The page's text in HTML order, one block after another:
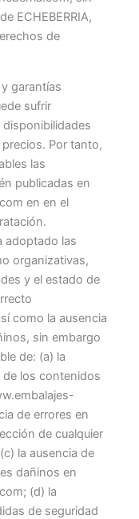
ECHEBERRIA,
de
garantías
sufrir
Por tanto,
las
publicadas en
en en el
adoptado las
organizativas,
y el estado de
como la ausencia
sin embargo
de: (a) la
los contenidos
de errores en
de cualquier
la ausencia de
dañinos en
(d) la
de seguridad